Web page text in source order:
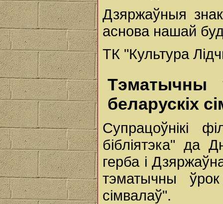
Дзяржаўныя
аснова нашай
ТК "Культура
Тэматычны
беларускіх
Супрацоўнікі
бібліятэка" да
герба і
тэматычны
сімвалаў".